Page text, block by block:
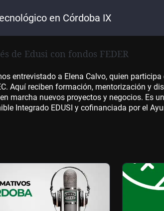
en Córdoba IX
de Edusi con fondos FEDER
entrevistado a Elena Calvo, quien
Aquí reciben formación, mentorización y
marcha nuevos proyectos y negocios. Es
Integrado EDUSI y cofinanciada por el